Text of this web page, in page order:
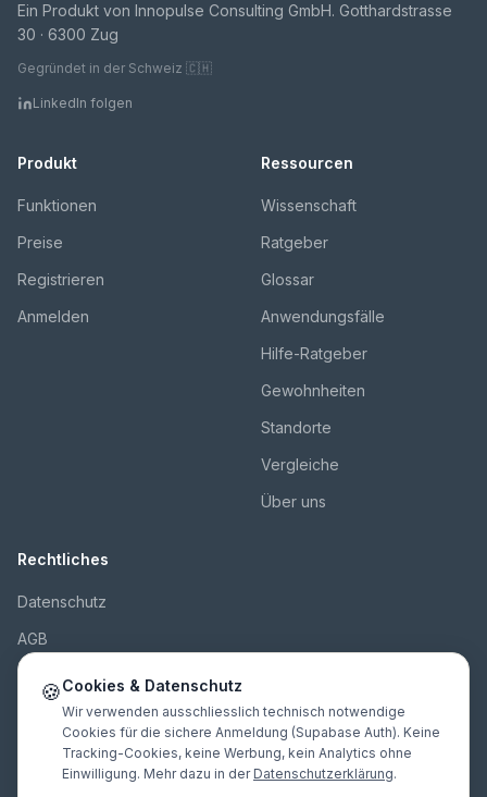
Ein Produkt von Innopulse Consulting GmbH. Gotthardstrasse
30 · 6300 Zug
Gegründet in der Schweiz 🇨🇭
LinkedIn folgen
Produkt
Funktionen
Preise
Registrieren
Anmelden
Ressourcen
Wissenschaft
Ratgeber
Glossar
Anwendungsfälle
Hilfe-Ratgeber
Gewohnheiten
Standorte
Vergleiche
Über uns
Rechtliches
Datenschutz
AGB
Impressum
Kontakt
🍪Cookies & Datenschutz
Wir verwenden ausschliesslich technisch notwendige
Cookies für die sichere Anmeldung (Supabase Auth). Keine
Tracking-Cookies, keine Werbung, kein Analytics ohne
Einwilligung. Mehr dazu in der Datenschutzerklärung.